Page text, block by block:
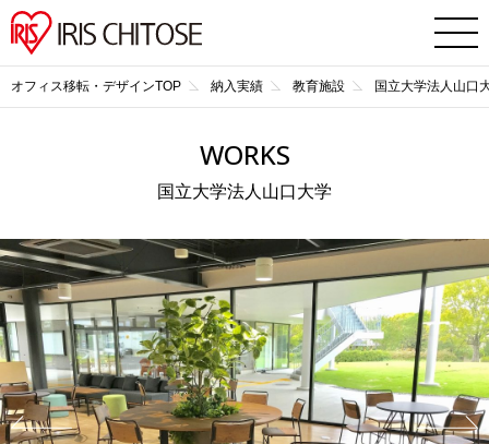
オフィス移転・デザインTOP 納入実績 教育施設 国立大学法人山口
WORKS
国立大学法人山口大学